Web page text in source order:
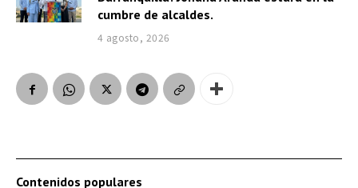
cumbre de alcaldes.
4 agosto, 2026
Contenidos populares